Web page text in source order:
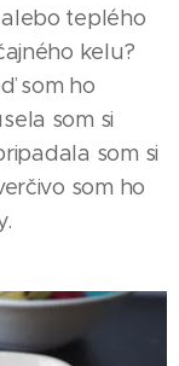
teplého
kelu?
som ho
som si
som si
som ho